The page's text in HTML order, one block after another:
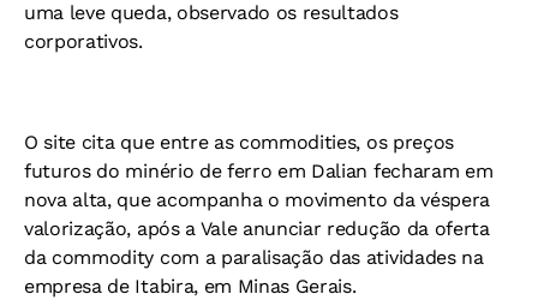
uma leve queda, observado os resultados
corporativos.
O site cita que entre as commodities, os preços
futuros do minério de ferro em Dalian fecharam em
nova alta, que acompanha o movimento da véspera
valorização, após a Vale anunciar redução da oferta
da commodity com a paralisação das atividades na
empresa de Itabira, em Minas Gerais.